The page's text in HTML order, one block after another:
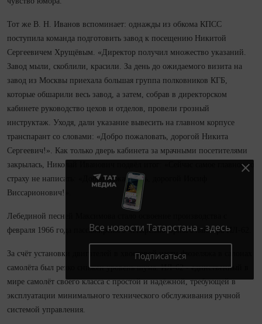
Тот же В. Н. Иванов вспоминает: однажды из обкома КПСС
поступила команда подготовить завод к посещению Никитой
Сергеевичем Хрущёвым. «Директор получил множество указаний.
Завод мыли, скоблили, красили. За день до ожидаемого визита на
завод из Москвы приехала большая группа полковников КГБ,
которые обшарили весь завод, а затем, собрав в директорском
кабинете руководство цехов и отделов, провели грозный
инструктаж. Уходя, дали указание вывесить на главном корпусе
транспарант со словами: «Добро пожаловать, дорогой Никита
Сергеевич!». Как только дверь кабинета за мрачными посетителями
закрылась, Николай Иванович подвёл итог: «Сейчас самое главное со
страху не написать: «Добро пожаловать, дорогой Иосиф
Виссарионович!».
Лебединой песней Максимова стало освоение производства с
февраля 1966 года пассажирского четырёхмоторного лайнера ИЛ‑62.
За счёт установки двигателей в хвостовой части фюзеляжа в салонах
самолёта был резко снижен уровень шума. ИЛ‑62 - единственный в
мире самолёт своего класса с простой и надёжной, требующей в
эксплуатации минимального технического обслуживания ручной
системой управления.
Все новости Татарстана - здесь
Подписаться